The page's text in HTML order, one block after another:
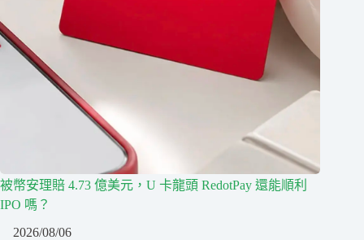
被幣安理賠 4.73 億美元，U 卡龍頭 RedotPay 還能順利
IPO 嗎？
2026/08/06